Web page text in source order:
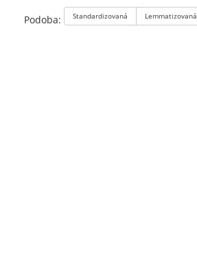
Podoba: Standardizovaná Lemmatizovaná